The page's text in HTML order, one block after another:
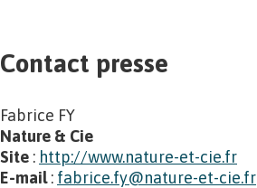
Contact presse
Fabrice FY
Nature & Cie
Site : http://www.nature-et-cie.fr
E-mail: fabrice.fy@nature-et-cie.fr